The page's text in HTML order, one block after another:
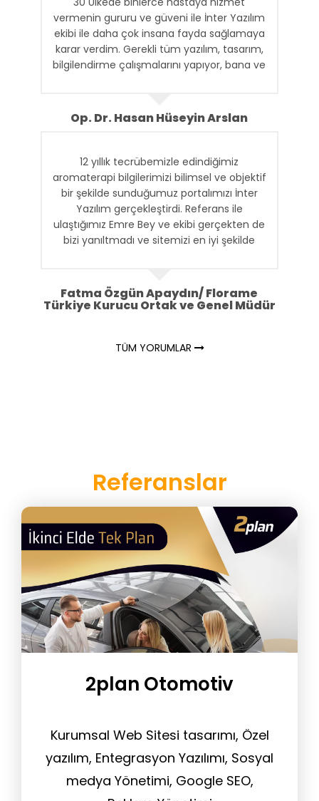
vermenin gururu ve güveni ile İnter Yazılım
ekibi ile daha çok insana fayda sağlamaya
karar verdim. Gerekli tüm yazılım, tasarım,
bilgilendirme çalışmalarını yapıyor, bana ve
Op. Dr. Hasan Hüseyin Arslan
12 yıllık tecrübemizle edindiğimiz
aromaterapi bilgilerimizi bilimsel ve objektif
bir şekilde sunduğumuz portalımızı İnter
Yazılım gerçekleştirdi. Referans ile
ulaştığımız Emre Bey ve ekibi gerçekten de
bizi yanıltmadı ve sitemizi en iyi şekilde
diliyorum.
Fatma Özgün Apaydın/ Florame
Türkiye Kurucu Ortak ve Genel Müdür
TÜM YORUMLAR
Referanslar
2plan Otomotiv
Kurumsal Web Sitesi tasarımı, Özel
yazılım, Entegrasyon Yazılımı, Sosyal
medya Yönetimi, Google SEO,